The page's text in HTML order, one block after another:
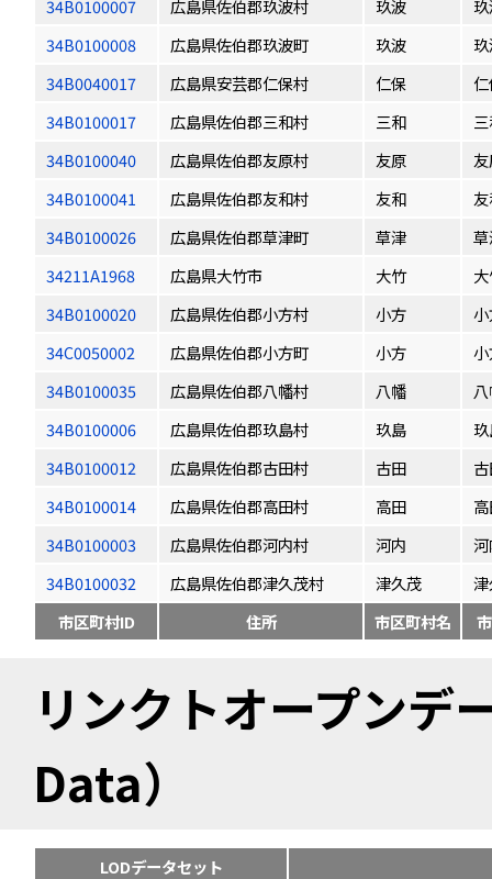
34B0100007
広島県佐伯郡玖波村 玖波
34B0100008
広島県佐伯郡玖波町 玖波
34B0040017
広島県安芸郡仁保村 仁保
34B0100017
広島県佐伯郡三和村 三和
34B0100040
広島県佐伯郡友原村 友原
34B0100041
広島県佐伯郡友和村 友和
34B0100026
広島県佐伯郡草津町 草津
34211A1968
広島県大竹市 大竹
34B0100020
広島県佐伯郡小方村 小方
34C0050002
広島県佐伯郡小方町 小方
34B0100035
広島県佐伯郡八幡村 八幡
34B0100006
広島県佐伯郡玖島村 玖島
34B0100012
広島県佐伯郡古田村 古田
34B0100014
広島県佐伯郡高田村 高田
34B0100003
広島県佐伯郡河内村 河内
34B0100032
広島県佐伯郡津久茂村 津久茂
市区町村ID
住所 市区町村名
リンクトオープン
Data）
LODデータセット